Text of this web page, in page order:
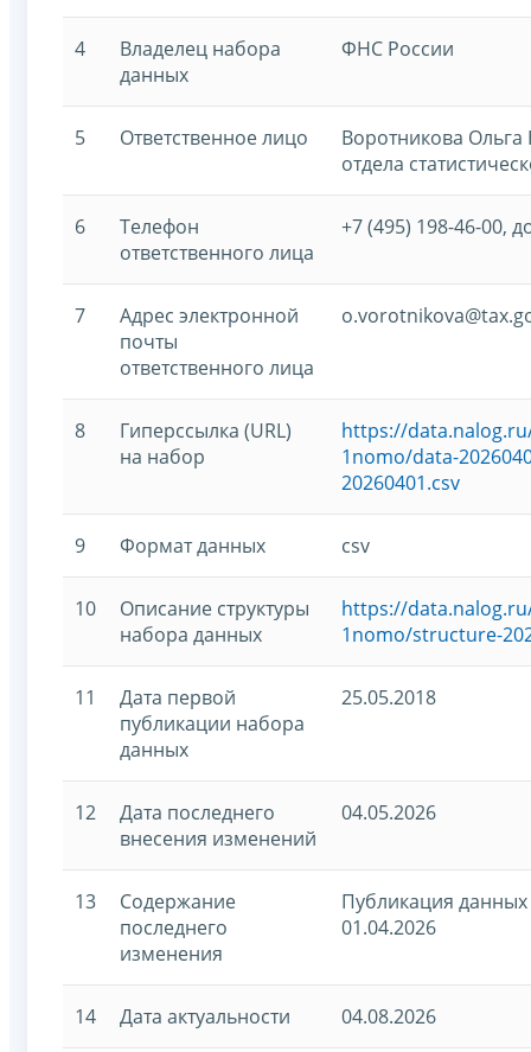
4
Владелец набора
данных
ФНС России
5 Ответственное лицо
Воротникова
отдела
6
Телефон
ответственного лица
+7 (495) 198-46-00,
7
Адрес электронной
почты
ответственного лица
8
Гиперссылка (URL)
на набор
https://
1nomo/data-
20260401.csv
9 Формат данных csv
10
Описание структуры
набора данных
https://
1nomo/structure-
11
Дата первой
публикации набора
данных
25.05.2018
12
Дата последнего
внесения изменений
04.05.2026
13
Содержание
последнего
изменения
Публикация
01.04.2026
14 Дата актуальности 04.08.2026